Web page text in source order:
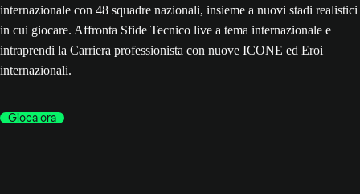
internazionale con 48 squadre nazionali, insieme a nuovi stadi realistici
in cui giocare. Affronta Sfide Tecnico live a tema internazionale e
intraprendi la Carriera professionista con nuove ICONE ed Eroi
internazionali.
Gioca ora